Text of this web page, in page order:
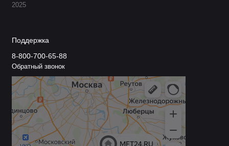
2025
Поддержка
8-800-700-65-88
Обратный звонок